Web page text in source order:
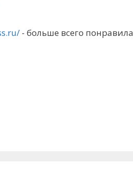
- больше всего